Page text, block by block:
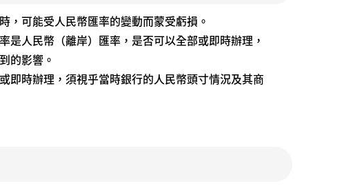
，可能受人民幣匯率的變動而蒙受虧損。
人民幣（離岸）匯率，是否可以全部或即時辦理，
的影響。
即時辦理，須視乎當時銀行的人民幣頭寸情況及其商